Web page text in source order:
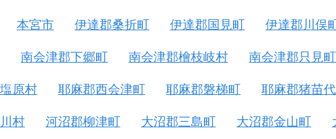
本宮市 伊達郡桑折町 伊達郡国見町 伊達郡川俣町
南会津郡下郷町 南会津郡檜枝岐村 南会津郡只見町
原村 耶麻郡西会津町 耶麻郡磐梯町 耶麻郡猪苗代
村 河沼郡柳津町 大沼郡三島町 大沼郡金山町